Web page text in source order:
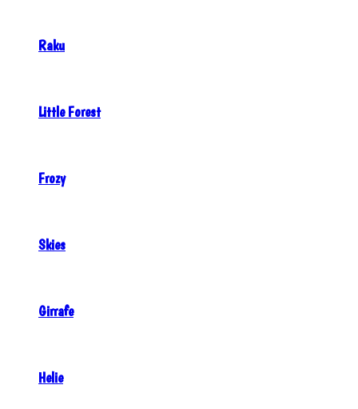
Raku
Little Forest
Frozy
Skies
Girrafe
Helie